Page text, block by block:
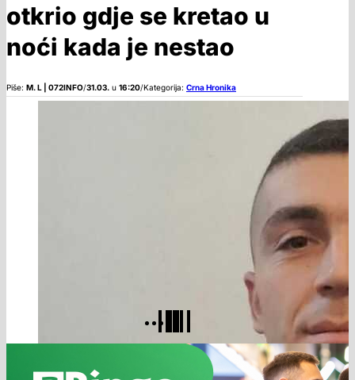
otkrio gdje se kretao u
noći kada je nestao
Piše: M. L | 072INFO/31.03. u 16:20/Kategorija: Crna Hronika